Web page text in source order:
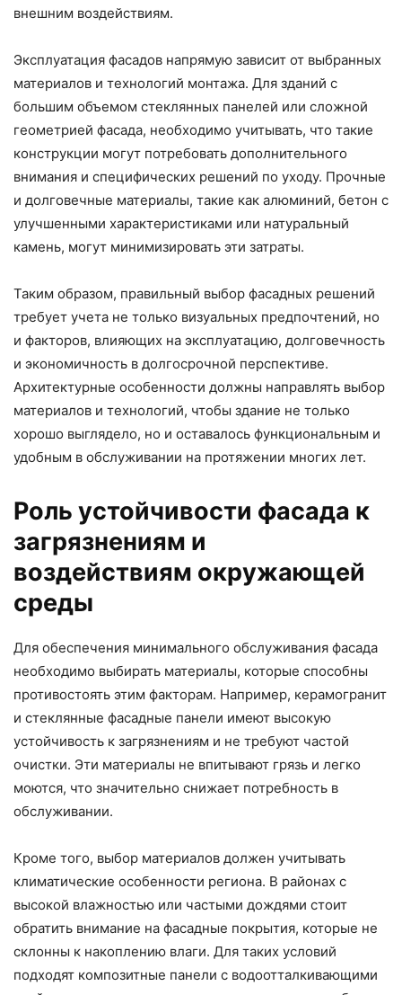
внешним воздействиям.
Эксплуатация фасадов напрямую зависит от выбранных
материалов и технологий монтажа. Для зданий с
большим объемом стеклянных панелей или сложной
геометрией фасада, необходимо учитывать, что такие
конструкции могут потребовать дополнительного
внимания и специфических решений по уходу. Прочные
и долговечные материалы, такие как алюминий, бетон с
улучшенными характеристиками или натуральный
камень, могут минимизировать эти затраты.
Таким образом, правильный выбор фасадных решений
требует учета не только визуальных предпочтений, но
и факторов, влияющих на эксплуатацию, долговечность
и экономичность в долгосрочной перспективе.
Архитектурные особенности должны направлять выбор
материалов и технологий, чтобы здание не только
хорошо выглядело, но и оставалось функциональным и
удобным в обслуживании на протяжении многих лет.
Роль устойчивости фасада к
загрязнениям и
воздействиям окружающей
среды
Для обеспечения минимального обслуживания фасада
необходимо выбирать материалы, которые способны
противостоять этим факторам. Например, керамогранит
и стеклянные фасадные панели имеют высокую
устойчивость к загрязнениям и не требуют частой
очистки. Эти материалы не впитывают грязь и легко
моются, что значительно снижает потребность в
обслуживании.
Кроме того, выбор материалов должен учитывать
климатические особенности региона. В районах с
высокой влажностью или частыми дождями стоит
обратить внимание на фасадные покрытия, которые не
склонны к накоплению влаги. Для таких условий
подходят композитные панели с водоотталкивающими